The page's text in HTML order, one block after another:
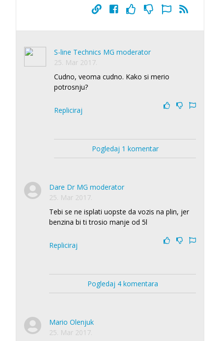
S-line Technics MG moderator
25. Mar 2017.
Cudno, veoma cudno. Kako si merio
potrosnju?
Repliciraj
Pogledaj 1 komentar
Dare Dr MG moderator
25. Mar 2017.
Tebi se ne isplati uopste da vozis na plin, jer
benzina bi ti trosio manje od 5l
Repliciraj
Pogledaj 4 komentara
Mario Olenjuk
25. Mar 2017.